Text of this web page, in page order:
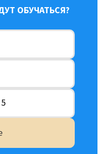
ОБУЧАТЬСЯ?